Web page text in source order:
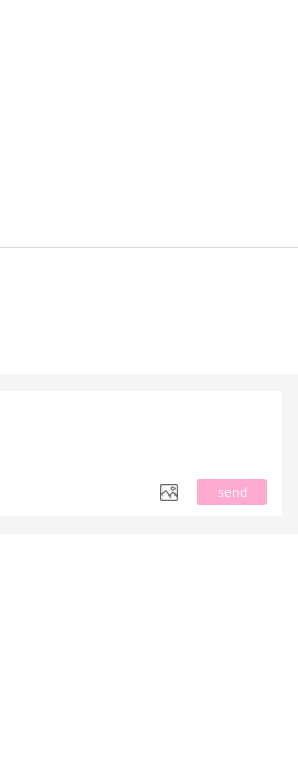
send